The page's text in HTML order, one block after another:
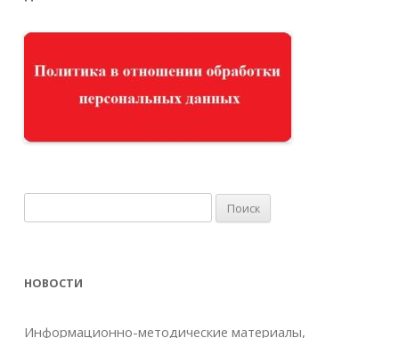
НОВОСТИ
Информационно-методические материалы,